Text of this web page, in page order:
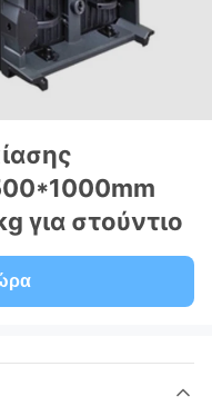
για στούντιο